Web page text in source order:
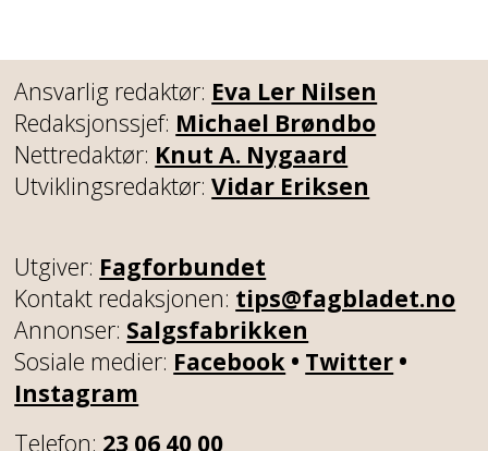
Ansvarlig redaktør: Eva Ler Nilsen
Redaksjonssjef: Michael Brøndbo
Nettredaktør: Knut A. Nygaard
Utviklingsredaktør:Vidar Eriksen
Utgiver: Fagforbundet
Kontakt redaksjonen: tips@fagbladet.no
Annonser: Salgsfabrikken
Sosiale medier: Facebook • Twitter •
Instagram
Telefon: 23 06 40 00